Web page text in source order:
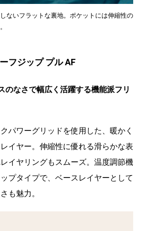
ないフラットな裏地。ポケットには伸縮性の
フジップ プル AF
のなさで幅広く活躍する機能派フリ
パワーグリッドを使用した、暖かく
イヤー。伸縮性に優れる滑らかな表
イヤリングもスムーズ。温度調節機
プタイプで、ベースレイヤーとして
も魅力。